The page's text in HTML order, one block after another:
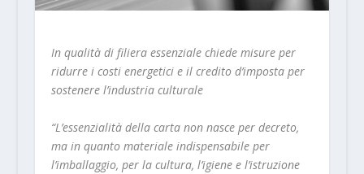
In qualità di filiera essenziale chiede misure per
ridurre i costi energetici e il credito d’imposta per
sostenere l’industria culturale
“L’essenzialità della carta non nasce per decreto,
ma in quanto materiale indispensabile per
l’imballaggio, per la cultura, l’igiene e l’istruzione